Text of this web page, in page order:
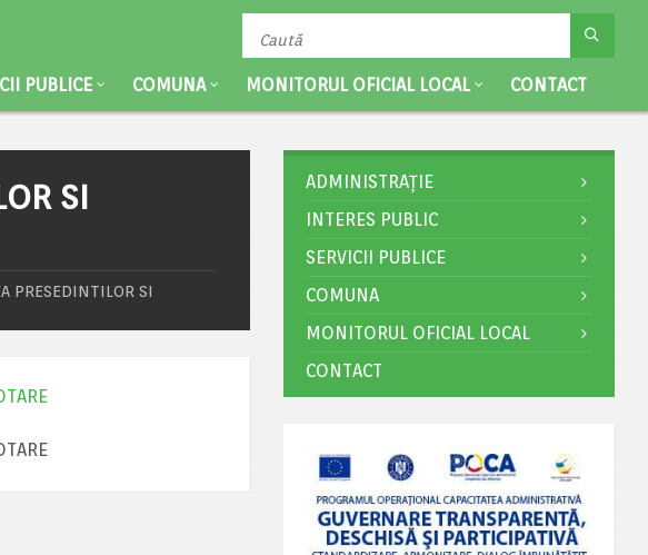
PUBLICE COMUNA MONITORUL OFICIAL LOCAL CONTACT
SI
PRESEDINTILOR SI
ADMINISTRAȚIE
INTERES PUBLIC
SERVICII PUBLICE
COMUNA
MONITORUL OFICIAL LOCAL
CONTACT